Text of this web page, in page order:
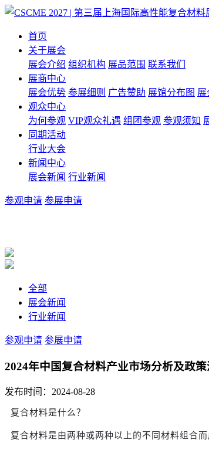
首页
关于展会
展会介绍 组织机构 展品范围 联系我们
展商中心
展会优势 参展细则 广告赞助 展馆分布图 展
观众中心
为何参观 VIP观众礼遇 组团参观 参观须知
同期活动
行业大会
新闻中心
展会新闻 行业新闻
参观申请 参展申请
全部
展会新闻
行业新闻
参观申请 参展申请
2024年中国复合材料产业市场分析及政
发布时间：2024-08-28
复合材料是什么？
复合材料是由两种或两种以上的不同材料组合